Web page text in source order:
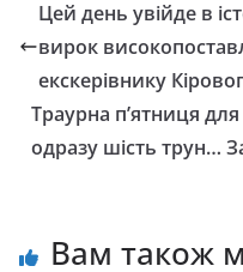
Цей день увійде в
вирок
екскерівнику
Траурна п’ятниця
одразу шість трун…
Вам також